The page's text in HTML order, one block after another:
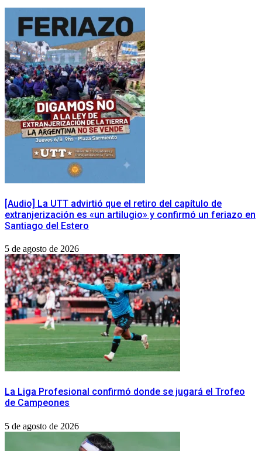
[Audio] La UTT advirtió que el retiro del capítulo de
extranjerización es «un artilugio» y confirmó un feriazo en
Santiago del Estero
5 de agosto de 2026
La Liga Profesional confirmó donde se jugará el Trofeo
de Campeones
5 de agosto de 2026